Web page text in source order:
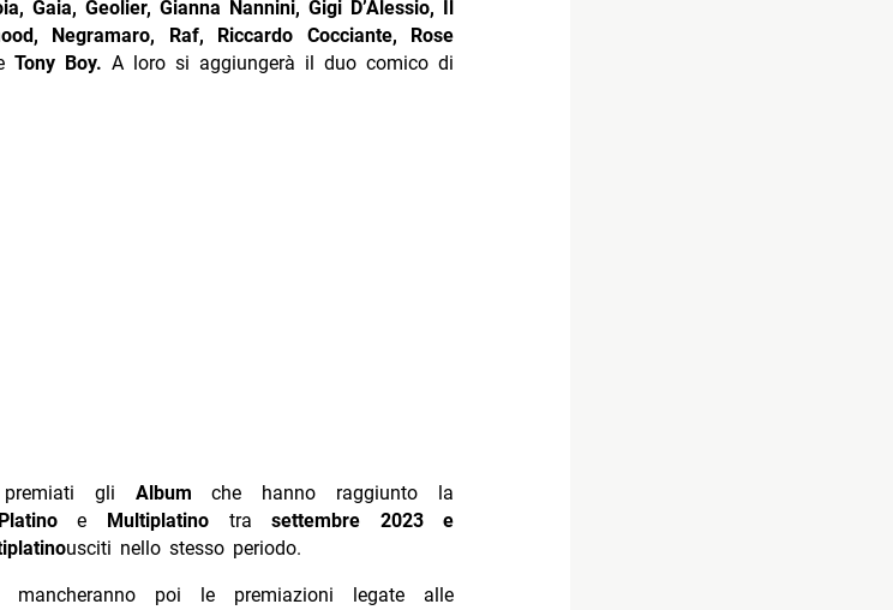
Gaia, Geolier, Gianna Nannini, Gigi D’Alessio, Il
Negramaro, Raf, Riccardo Cocciante, Rose
Tony Boy.A loro si aggiungerà il duo comico di
premiati gli Album che hanno raggiunto la
Platinoe Multiplatino trasettembre 2023 e
usciti nello stesso periodo.
poi le premiazioni legate alle